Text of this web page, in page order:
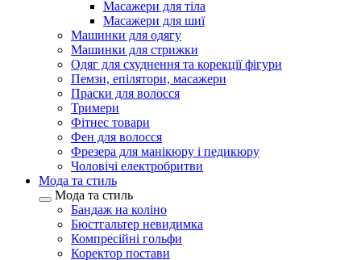
Масажери для тіла
Масажери для шиї
Машинки для одягу
Машинки для стрижки
Одяг для схуднення та корекції фігури
Пемзи, епілятори, масажери
Праски для волосся
Тримери
Фітнес товари
Фен для волосся
Фрезера для манікюру і педикюру
Чоловічі електробритви
Мода та стиль
Мода та стиль
Бандаж на коліно
Бюстгальтер невидимка
Компресійні гольфи
Коректор постави